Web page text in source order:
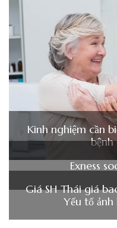
Kinh nghiệm cần
Exness
Giá SH Thái giá
Yếu tố